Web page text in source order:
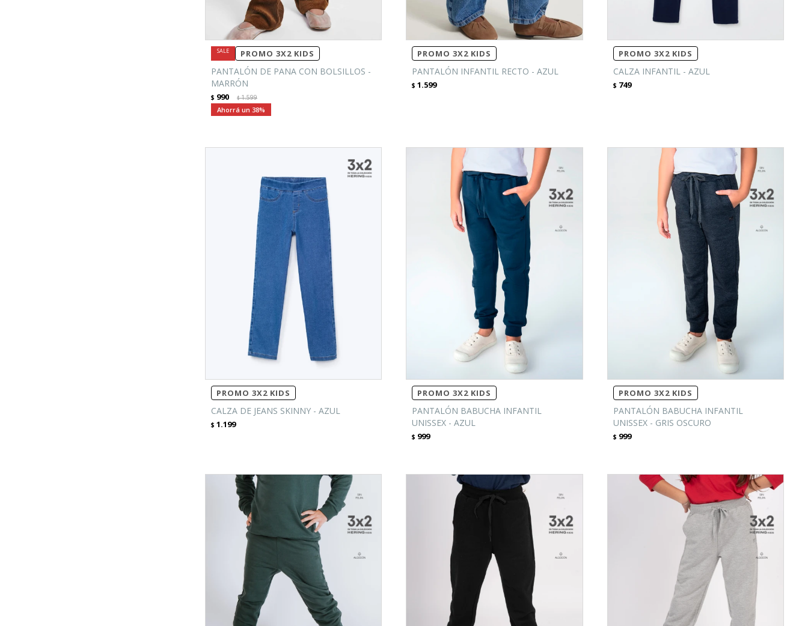
PROMO 3X2 KIDS
PANTALÓN DE PANA CON BOLSILLOS -
MARRÓN
$ 990 $1.599
38
PROMO 3X2 KIDS
PANTALÓN INFANTIL RECTO - AZUL
$ 1.599
PROMO 3X2 KIDS
CALZA INFANTIL - AZUL
$ 749
PROMO 3X2 KIDS
CALZA DE JEANS SKINNY - AZUL
$ 1.199
PROMO 3X2 KIDS
PANTALÓN BABUCHA INFANTIL
UNISSEX - AZUL
$ 999
PROMO 3X2 KIDS
PANTALÓN BABUCHA INFANTIL
UNISSEX - GRIS OSCURO
$ 999